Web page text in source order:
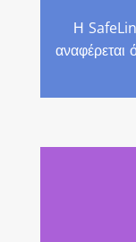
Η
αναφέρεται